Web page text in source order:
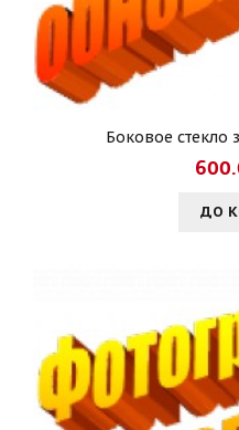
Боковое стекло
ДО